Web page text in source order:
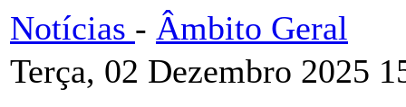
Notícias - Âmbito Geral
Terça, 02 Dezembro 2025